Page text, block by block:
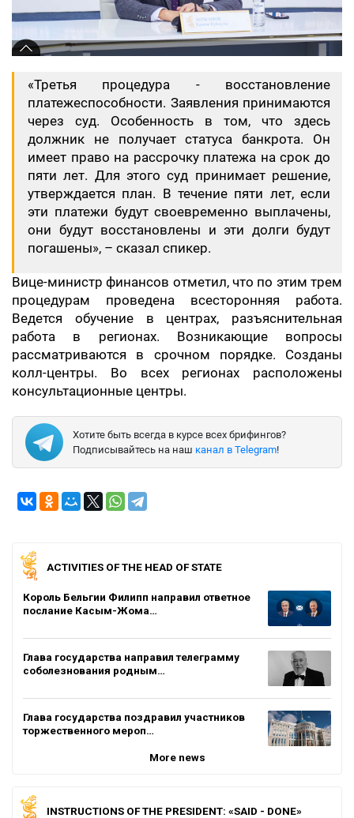
«Третья процедура - восстановление
платежеспособности. Заявления принимаются
через суд. Особенность в том, что здесь
должник не получает статуса банкрота. Он
имеет право на рассрочку платежа на срок до
пяти лет. Для этого суд принимает решение,
утверждается план. В течение пяти лет, если
эти платежи будут своевременно выплачены,
они будут восстановлены и эти долги будут
погашены», – сказал спикер.
Вице-министр финансов отметил, что по этим трем
процедурам проведена всесторонняя работа.
Ведется обучение в центрах, разъяснительная
работа в регионах. Возникающие вопросы
рассматриваются в срочном порядке. Созданы
колл-центры. Во всех регионах расположены
консультационные центры.
Хотите быть всегда в курсе всех брифингов?
Подписывайтесь на наш канал в Telegram!
ACTIVITIES OF THE HEAD OF STATE
Король Бельгии Филипп направил ответное
послание Касым-Жома…
Глава государства направил телеграмму
соболезнования родным…
Глава государства поздравил участников
торжественного мероп…
More news
INSTRUCTIONS OF THE PRESIDENT: «SAID - DONE»